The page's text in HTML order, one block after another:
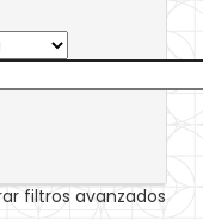
filtros avanzados